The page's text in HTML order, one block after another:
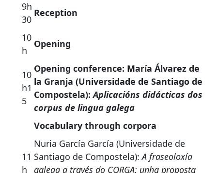
9h
30
Reception
10
h
Opening
10
h1
5
Opening conference: María Álvarez de
la Granja (Universidade de Santiago de
Compostela):Aplicacións didácticas dos
corpus de lingua galega
Vocabulary through corpora
11
h
Nuria García García (Universidade de
Santiago de Compostela):A fraseoloxía
galega a través do CORGA: unha proposta